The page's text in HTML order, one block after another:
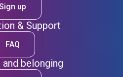
up
& Support
FAQ
belonging